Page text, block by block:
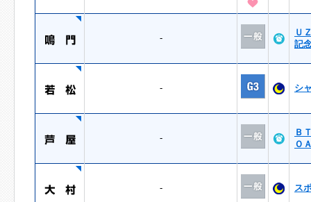
-
Ｕ
記
- シ
-
Ｂ
Ｏ
- ス